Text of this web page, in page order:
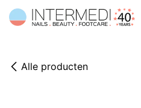
Overslaan naar inhoud
Alle producten